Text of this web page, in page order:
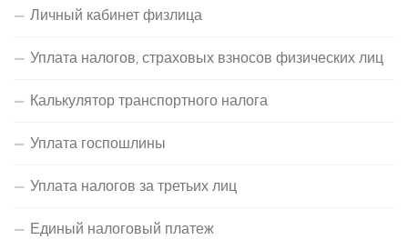
Личный кабинет физлица
Уплата налогов, страховых взносов физических лиц
Калькулятор транспортного налога
Уплата госпошлины
Уплата налогов за третьих лиц
Единый налоговый платеж